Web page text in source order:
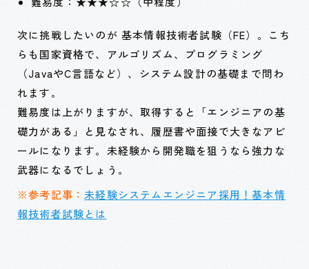
次に挑戦したいのが 基本情報技術者試験（FE）。こち
らも国家資格で、アルゴリズム、プログラミング
（JavaやC言語など）、システム設計の基礎まで問わ
れます。
難易度は上がりますが、取得すると「エンジニアの基
礎力がある」と見なされ、履歴書や面接で大きなアピ
ールになります。未経験から開発職を狙うなら強力な
武器になるでしょう。
※参考記事：未経験システムエンジニア採用！基本情
報技術者試験とは